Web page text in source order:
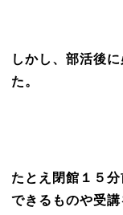
しかし、部活後
た。
たとえ閉館１５
できるものや受